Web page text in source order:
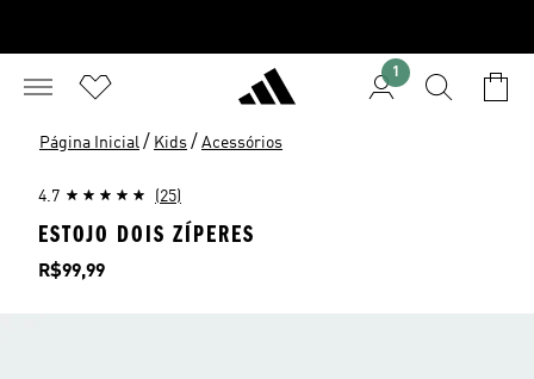
1
Página Inicial / Kids / Acessórios
4.7 (25)
ESTOJO DOIS ZÍPERES
Preço
R$99,99